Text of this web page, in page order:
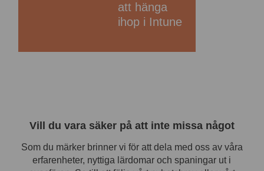
att hänga
ihop i Intune
Vill du vara säker på att inte missa något
Som du märker brinner vi för att dela med oss av våra
erfarenheter, nyttiga lärdomar och spaningar ut i